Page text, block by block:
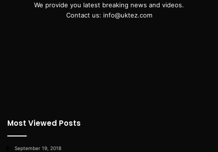
We provide you latest breaking news and videos.
Contact us: info@uktez.com
Most Viewed Posts
September 19, 2018